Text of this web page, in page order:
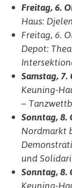
Freitag, 6.
Haus:
Freitag, 6.
Depot:
Samstag,
Keuning-
–
Sonntag, 8.
Nordmarkt
und
Sonntag, 8.
Keuning-